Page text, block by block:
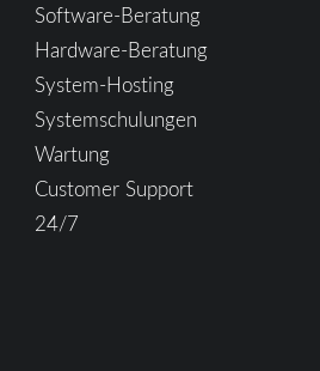
Software-Beratung
Hardware-Beratung
System-Hosting
Systemschulungen
Wartung
Customer Support
24/7